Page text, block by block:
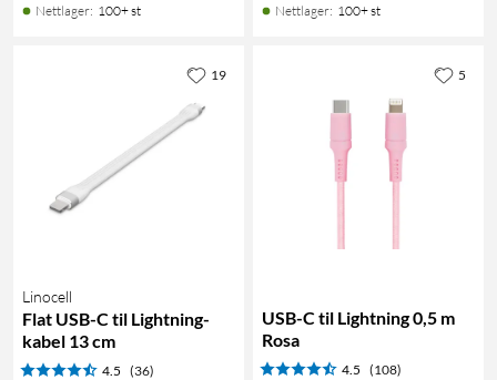
Nettlager: 100+ st Nettlager: 100+ st
Linocell
Flat USB-C til Lightning-
kabel 13 cm
4.5 (36)
19
USB-C til Lightning 0,5 m
Rosa
4.5 (108)
5